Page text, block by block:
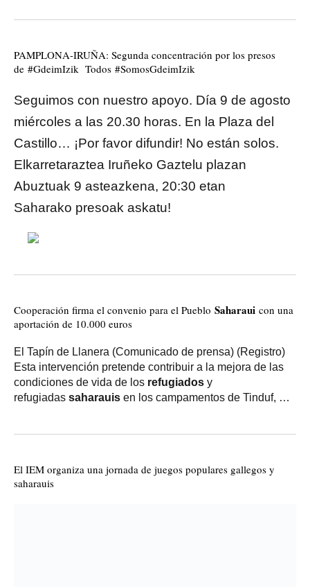
PAMPLONA-IRUÑA: Segunda concentración por los presos
de #GdeimIzik Todos #SomosGdeimIzik
Seguimos con nuestro apoyo. Día 9 de agosto
miércoles a las 20.30 horas. En la Plaza del
Castillo… ¡Por favor difundir! No están solos.
Elkarretaraztea Iruñeko Gaztelu plazan
Abuztuak 9 asteazkena, 20:30 etan
Saharako presoak askatu!
Cooperación firma el convenio para el Pueblo Saharaui con una
aportación de 10.000 euros
El Tapín de Llanera (Comunicado de prensa) (Registro)
Esta intervención pretende contribuir a la mejora de las
condiciones de vida de los refugiados y
refugiadas saharauis en los campamentos de Tinduf, …
El IEM organiza una jornada de juegos populares gallegos y
saharauis